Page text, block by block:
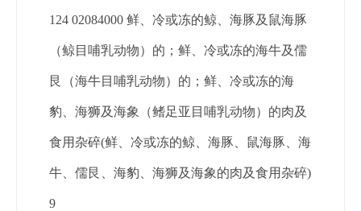
124 02084000 鲜、冷或冻的鲸、海豚及鼠海豚
（鲸目哺乳动物）的；鲜、冷或冻的海牛及儒
艮（海牛目哺乳动物）的；鲜、冷或冻的海
豹、海狮及海象（鳍足亚目哺乳动物）的肉及
食用杂碎(鲜、冷或冻的鲸、海豚、鼠海豚、海
牛、儒艮、海豹、海狮及海象的肉及食用杂碎)
9